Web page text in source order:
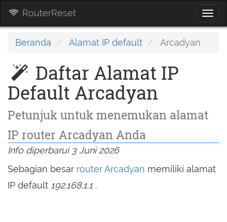
RouterReset
Beranda Alamat IP default Arcadyan
Daftar Alamat IP
Default Arcadyan
Petunjuk untuk menemukan alamat
IP router Arcadyan Anda
Info diperbarui 3 Juni 2026
Sebagian besar router Arcadyan memiliki alamat
IP default 192.168.1.1 .